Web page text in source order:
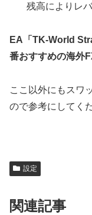
残高によりレ
EA「TK-World
番おすすめの海外
ここ以外にもスワ
ので参考にしてく
設定
関連記事